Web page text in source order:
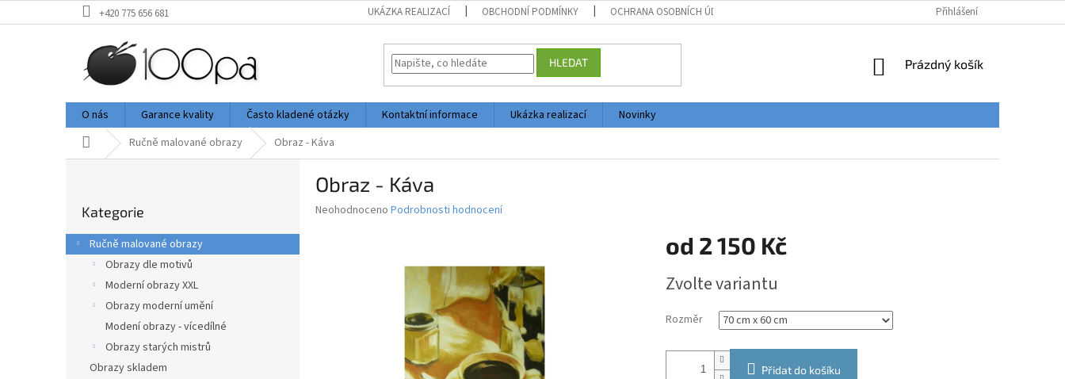
na
+420 775 656 681 UKÁZKA REALIZACÍ OBCHODNÍ PODMÍNKY OCHRANA OSOBNÍCH ÚDAJŮ Přihlášení
HLEDAT
NÁKUPNÍ
Prázdný košík
O nás Garance kvality Často kladené otázky Kontaktní informace Ukázka realizací
Novinky
Domů Ručně malované obrazy Obraz - Káva
r
a
kategorie
Kategorie
Ručně malované obrazy
Obrazy dle motivů
Moderní obrazy XXL
Obrazy moderní umění
Modení obrazy - vícedílné
Obrazy starých mistrů
Obrazy skladem
Obraz - Káva
Průměrné
Neohodnoceno Podrobnosti hodnocení
od 2 150 Kč
cena:
Zvolte variantu
Rozměr
Přidat do košíku